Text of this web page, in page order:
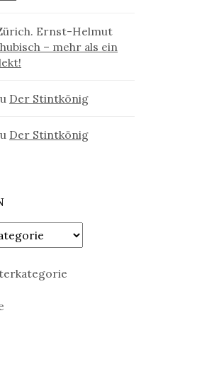
Ernst-Helmut
– mehr als ein
Der Stintkönig
Der Stintkönig